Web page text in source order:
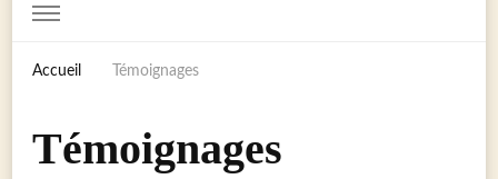
Accueil Témoignages
Témoignages